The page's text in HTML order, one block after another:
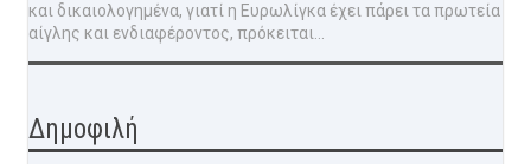
και δικαιολογημένα, γιατί η Ευρωλίγκα έχει πάρει τα πρωτεία
αίγλης και ενδιαφέροντος, πρόκειται...
Δημοφιλή